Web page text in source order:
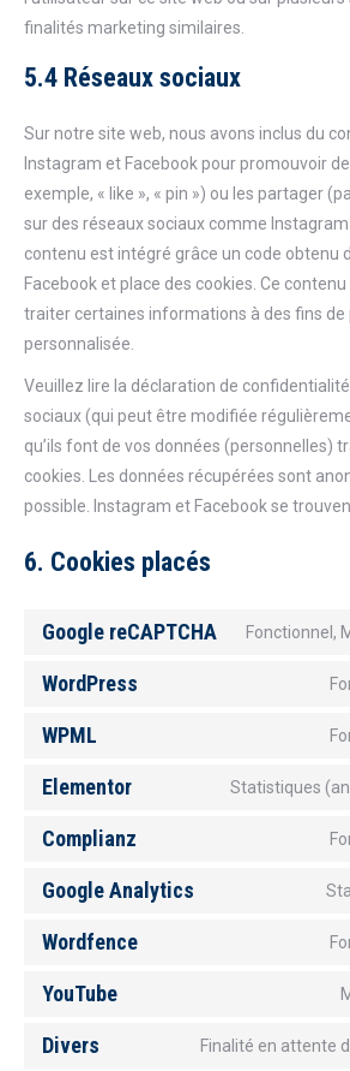
finalités marketing similaires.
5.4 Réseaux sociaux
Sur notre site web, nous avons inclus du
Instagram et Facebook pour promouvoir
exemple, « like », « pin ») ou les partager
sur des réseaux sociaux comme Instagram
contenu est intégré grâce un code obtenu
Facebook et place des cookies. Ce
traiter certaines informations à des fins de
personnalisée.
Veuillez lire la déclaration de
sociaux (qui peut être modifiée
qu’ils font de vos données (personnelles)
cookies. Les données récupérées sont
possible. Instagram et Facebook se
6. Cookies placés
Google reCAPTCHA Fonctionnel,
WordPress
WPML
Elementor Statistiques
Complianz
Google Analytics
Wordfence
YouTube
Divers Finalité en attente